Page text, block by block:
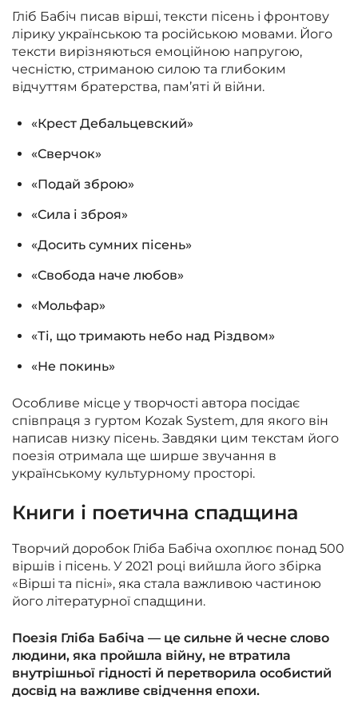
Гліб Бабіч писав вірші, тексти пісень і фронтову
лірику українською та російською мовами. Його
тексти вирізняються емоційною напругою,
чесністю, стриманою силою та глибоким
відчуттям братерства, пам’яті й війни.
«Крест Дебальцевский»
«Сверчок»
«Подай зброю»
«Сила і зброя»
«Досить сумних пісень»
«Свобода наче любов»
«Мольфар»
«Ті, що тримають небо над Різдвом»
«Не покинь»
Особливе місце у творчості автора посідає
співпраця з гуртом Kozak System, для якого він
написав низку пісень. Завдяки цим текстам його
поезія отримала ще ширше звучання в
українському культурному просторі.
Книги і поетична спадщина
Творчий доробок Гліба Бабіча охоплює понад 500
віршів і пісень. У 2021 році вийшла його збірка
«Вірші та пісні», яка стала важливою частиною
його літературної спадщини.
Поезія Гліба Бабіча — це сильне й чесне слово
людини, яка пройшла війну, не втратила
внутрішньої гідності й перетворила особистий
досвід на важливе свідчення епохи.